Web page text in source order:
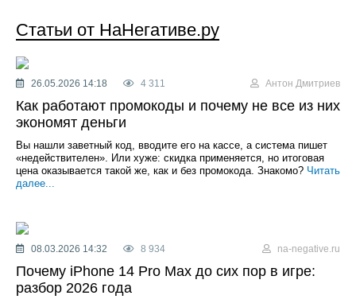
Статьи от НаНегативе.ру
26.05.2026 14:18 4 311 Антон Дмитриев
Как работают промокоды и почему не все из них
экономят деньги
Вы нашли заветный код, вводите его на кассе, а система пишет
«недействителен». Или хуже: скидка применяется, но итоговая
цена оказывается такой же, как и без промокода. Знакомо? Читать
далее...
08.03.2026 14:32 8 934 na-negative.ru
Почему iPhone 14 Pro Max до сих пор в игре:
разбор 2026 года